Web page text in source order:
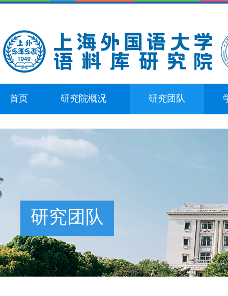
首页 研究院概况 研究团队
研究团队